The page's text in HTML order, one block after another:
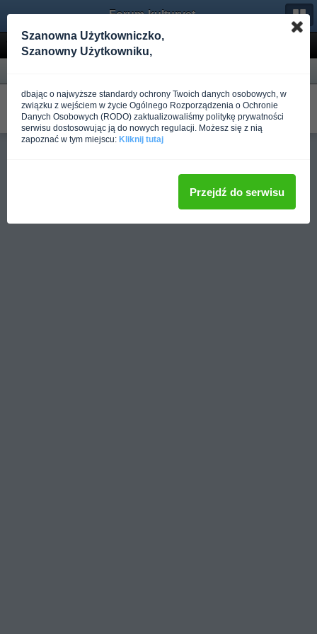
Forum-kulturystyka.pl
Wyniki wyszukiwania
Jaki wybrać cel
W Trening dla początkujących
NapisanoPonad rok temuprzez Maksym Riznyk
Szanowna Użytkowniczko,
Szanowny Użytkowniku,
dbając o najwyższe standardy ochrony Twoich danych osobowych, w
związku z wejściem w życie Ogólnego Rozporządzenia o Ochronie
Danych Osobowych (RODO) zaktualizowaliśmy politykę prywatności
serwisu dostosowując ją do nowych regulacji. Możesz się z nią
zapoznać w tym miejscu: Kliknij tutaj
Przejdź do serwisu